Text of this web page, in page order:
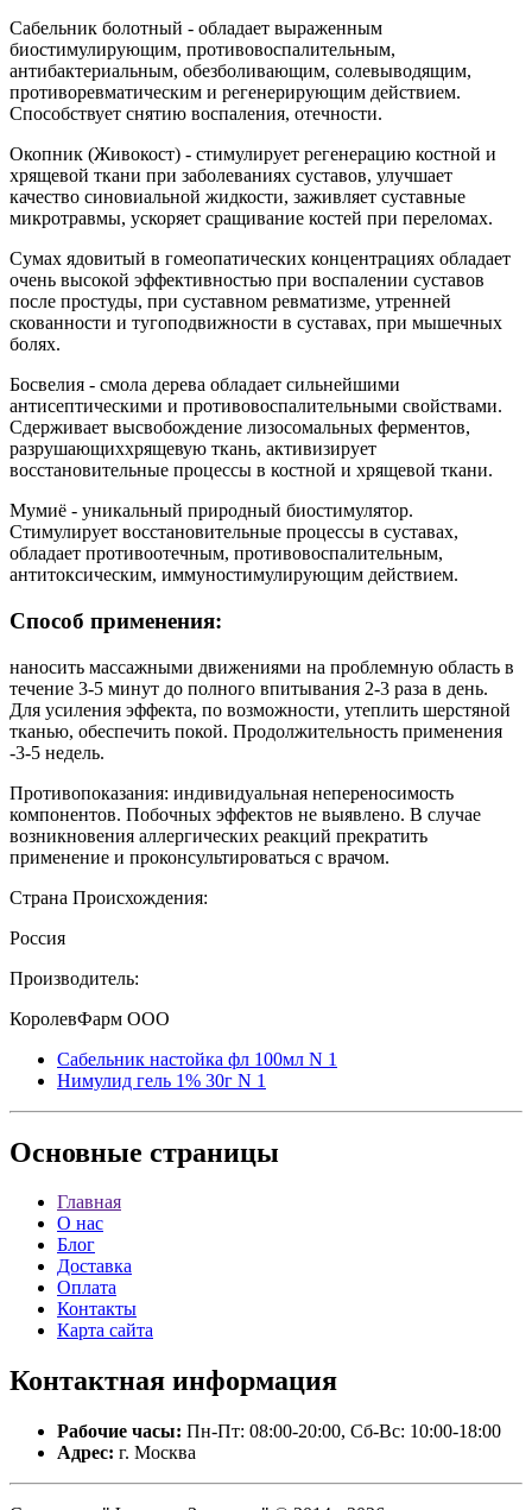
Сабельник болотный - обладает выраженным
биостимулирующим, противовоспалительным,
антибактериальным, обезболивающим, солевыводящим,
противоревматическим и регенерирующим действием.
Способствует снятию воспаления, отечности.
Окопник (Живокост) - стимулирует регенерацию костной и
хрящевой ткани при заболеваниях суставов, улучшает
качество синовиальной жидкости, заживляет суставные
микротравмы, ускоряет сращивание костей при переломах.
Сумах ядовитый в гомеопатических концентрациях обладает
очень высокой эффективностью при воспалении суставов
после простуды, при суставном ревматизме, утренней
скованности и тугоподвижности в суставах, при мышечных
болях.
Босвелия - смола дерева обладает сильнейшими
антисептическими и противовоспалительными свойствами.
Сдерживает высвобождение лизосомальных ферментов,
разрушающиххрящевую ткань, активизирует
восстановительные процессы в костной и хрящевой ткани.
Мумиё - уникальный природный биостимулятор.
Стимулирует восстановительные процессы в суставах,
обладает противоотечным, противовоспалительным,
антитоксическим, иммуностимулирующим действием.
Способ применения:
наносить массажными движениями на проблемную область в
течение 3-5 минут до полного впитывания 2-3 раза в день.
Для усиления эффекта, по возможности, утеплить шерстяной
тканью, обеспечить покой. Продолжительность применения
-3-5 недель.
Противопоказания: индивидуальная непереносимость
компонентов. Побочных эффектов не выявлено. В случае
возникновения аллергических реакций прекратить
применение и проконсультироваться с врачом.
Страна Происхождения:
Россия
Производитель:
КоролевФарм ООО
Сабельник настойка фл 100мл N 1
Нимулид гель 1% 30г N 1
Основные страницы
Главная
О нас
Блог
Доставка
Оплата
Контакты
Карта сайта
Контактная информация
Рабочие часы: Пн-Пт: 08:00-20:00, Сб-Вс: 10:00-18:00
Адрес: г. Москва